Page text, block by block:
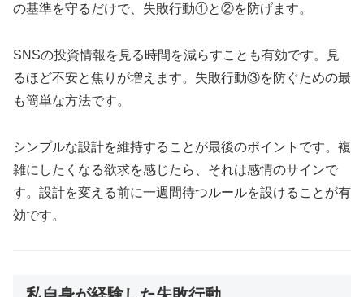
の基準を守るだけで、失敗行動①と②を防げます。
SNSの投資情報を見る時間を減らすことも有効です。見
るほど不安と焦りが増えます。失敗行動③を防ぐための最
も簡単な方法です。
シンプルな設計を維持することが最後のポイントです。複
雑にしたくなる欲求を感じたら、それは感情のサインで
す。設計を変える前に一週間待つルールを設けることが有
効です。